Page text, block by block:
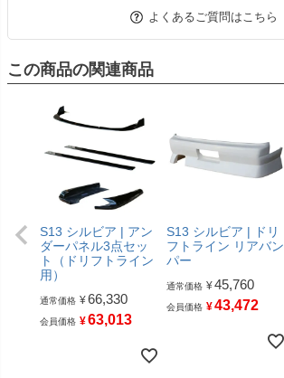
よくあるご質問はこちら
この商品の関連商品
S13 シルビア | アン
ダーパネル3点セッ
ト（ドリフトライン
用）
通常価格 ¥66,330
会員価格 ¥63,013
S13 シルビア | ドリ
フトライン リアバン
パー
通常価格 ¥45,760
会員価格 ¥43,472